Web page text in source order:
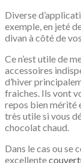
Diverse
exemple, en jeté
divan à côté de
Ce n’est utile de
accessoires
d’hiver
fraiches. Ils vont
repos bien mérité
très utile si vous
chocolat chaud.
Dans le cas ou se
excellente